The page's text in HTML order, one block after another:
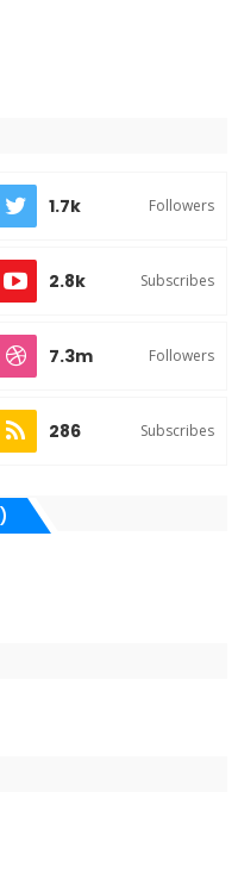
1.7k Followers
2.8k Subscribes
7.3m Followers
286 Subscribes